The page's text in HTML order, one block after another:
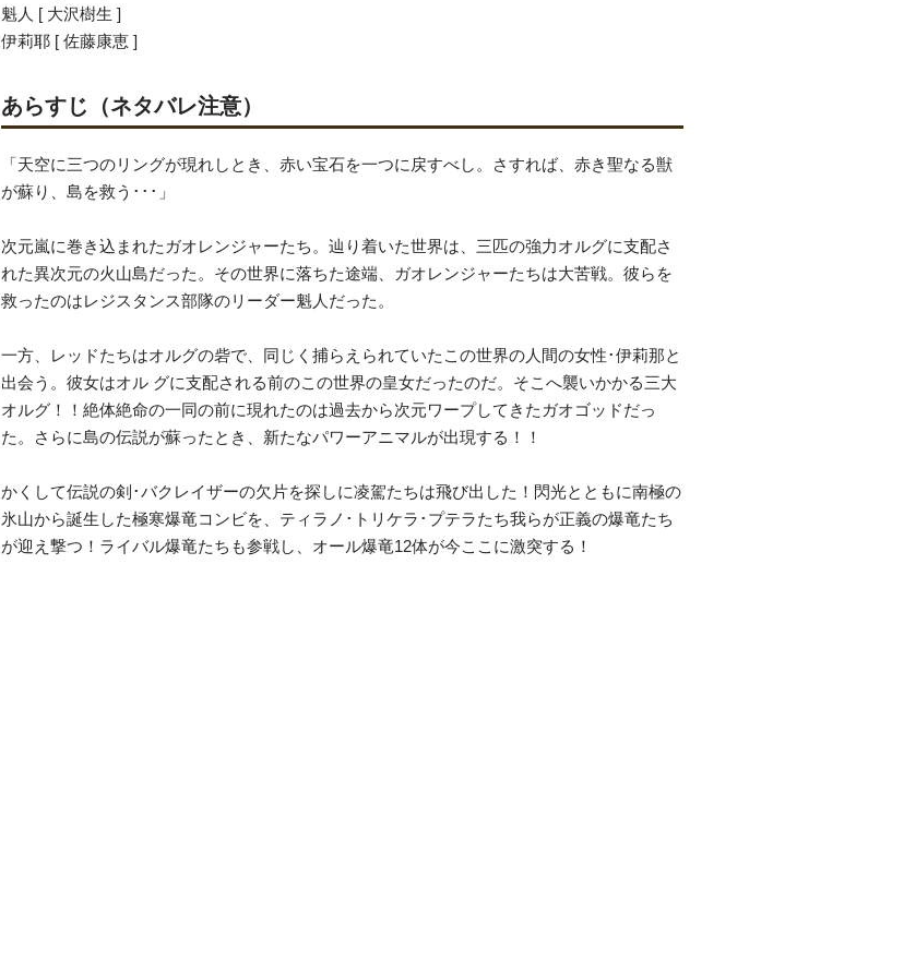
魁人 [ 大沢樹生 ]
伊莉耶 [ 佐藤康恵 ]
あらすじ（ネタバレ注意）
「天空に三つのリングが現れしとき、赤い宝石を一つに戻すべし。さすれば、赤き聖なる獣
が蘇り、島を救う･･･」
次元嵐に巻き込まれたガオレンジャーたち。辿り着いた世界は、三匹の強力オルグに支配さ
れた異次元の火山島だった。その世界に落ちた途端、ガオレンジャーたちは大苦戦。彼らを
救ったのはレジスタンス部隊のリーダー魁人だった。
一方、レッドたちはオルグの砦で、同じく捕らえられていたこの世界の人間の女性･伊莉那と
出会う。彼女はオル グに支配される前のこの世界の皇女だったのだ。そこへ襲いかかる三大
オルグ！！絶体絶命の一同の前に現れたのは過去から次元ワープしてきたガオゴッドだっ
た。さらに島の伝説が蘇ったとき、新たなパワーアニマルが出現する！！
かくして伝説の剣･バクレイザーの欠片を探しに凌駕たちは飛び出した！閃光とともに南極の
氷山から誕生した極寒爆竜コンビを、ティラノ･トリケラ･プテラたち我らが正義の爆竜たち
が迎え撃つ！ライバル爆竜たちも参戦し、オール爆竜12体が今ここに激突する！